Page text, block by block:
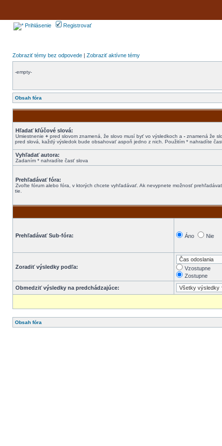
Prihlásenie Registrovať
Zobraziť témy bez odpovede | Zobraziť aktívne témy
-empty-
Obsah fóra
Hľadať kľúčové slová:
Umiestnenie + pred slovom znamená, že slovo musí byť vo výsledkoch a - znamená že
pred slová, každý výsledok bude obsahovať aspoň jedno z nich. Použitím * nahradíte
Vyhľadať autora:
Zadaním * nahradíte časť slova
Prehľadávať fóra:
Zvoľte fórum alebo fóra, v ktorých chcete vyhľadávať. Ak nevypnete možnosť
tie.
Prehľadávať Sub-fóra: Áno Nie
Zoradiť výsledky podľa:
Vzostupne
Zostupne
Obmedziť výsledky na predchádzajúce:
Obsah fóra